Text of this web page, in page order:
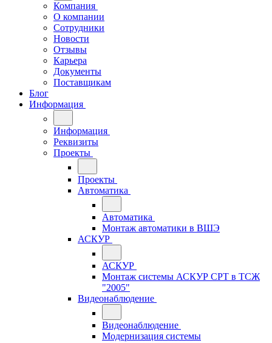
Компания
О компании
Сотрудники
Новости
Отзывы
Карьера
Документы
Поставщикам
Блог
Информация
Информация
Реквизиты
Проекты
Проекты
Автоматика
Автоматика
Монтаж автоматики в ВШЭ
АСКУР
АСКУР
Монтаж системы АСКУР СРТ в ТСЖ
"2005"
Видеонаблюдение
Видеонаблюдение
Модернизация системы